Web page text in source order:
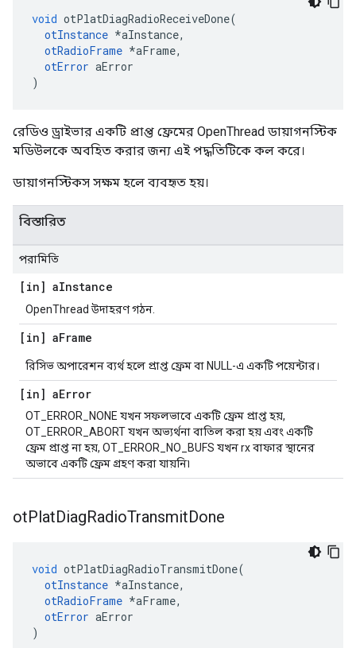
void otPlatDiagRadioReceiveDone(
otInstance *aInstance,
otRadioFrame *aFrame,
otError aError
)
রেডিও ড্রাইভার একটি প্রাপ্ত ফ্রেমের OpenThread ডায়াগনস্টিক
মডিউলকে অবহিত করার জন্য এই পদ্ধতিটিকে কল করে।
ডায়াগনস্টিকস সক্ষম হলে ব্যবহৃত হয়।
বিস্তারিত
পরামিতি
[in] aInstance
OpenThread উদাহরণ গঠন.
[in] aFrame
রিসিভ অপারেশন ব্যর্থ হলে প্রাপ্ত ফ্রেম বা NULL-এ একটি পয়েন্টার।
[in] aError
OT_ERROR_NONE যখন সফলভাবে একটি ফ্রেম প্রাপ্ত হয়,
OT_ERROR_ABORT যখন অভ্যর্থনা বাতিল করা হয় এবং একটি
ফ্রেম প্রাপ্ত না হয়, OT_ERROR_NO_BUFS যখন rx বাফার স্থানের
অভাবে একটি ফ্রেম গ্রহণ করা যায়নি৷
otPlatDiagRadioTransmitDone
void otPlatDiagRadioTransmitDone(
otInstance *aInstance,
otRadioFrame *aFrame,
otError aError
)